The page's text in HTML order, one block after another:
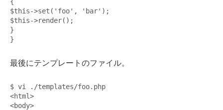
$this->set ( ' foo' , ' bar' ) ;
$this->render() ;
}
}
最後にテンプレートのファイル。
<html>
<body>